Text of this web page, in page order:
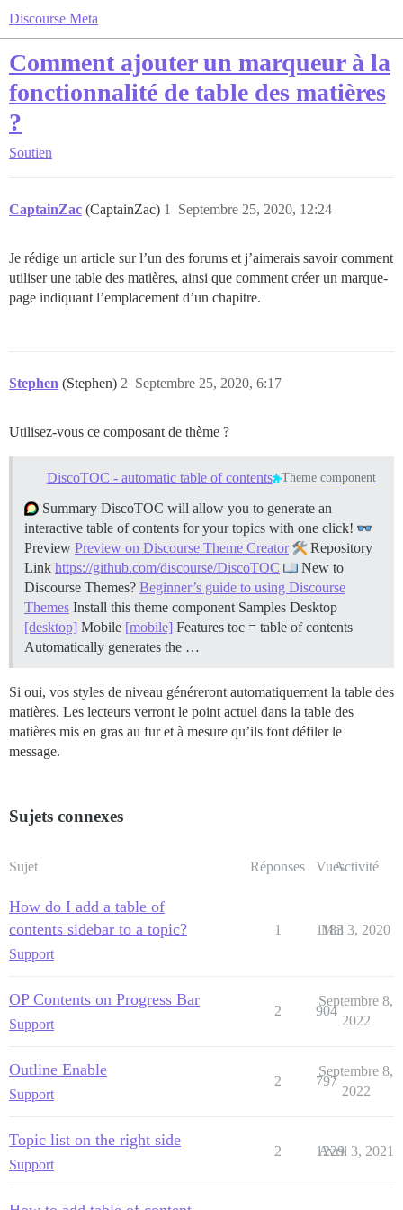
Discourse Meta
Comment ajouter un marqueur à la
fonctionnalité de table des matières
?
Soutien
CaptainZac (CaptainZac) Septembre 25, 2020, 12:24
1
Je rédige un article sur l’un des forums et j’aimerais savoir comment
utiliser une table des matières, ainsi que comment créer un marque-
page indiquant l’emplacement d’un chapitre.
Stephen (Stephen) Septembre 25, 2020, 6:17
2
Utilisez-vous ce composant de thème ?
DiscoTOC - automatic table of contents Theme component
Summary DiscoTOC will allow you to generate an
interactive table of contents for your topics with one click!
Preview Preview on Discourse Theme Creator
Repository
Link https://github.com/discourse/DiscoTOC
New to
Discourse Themes? Beginner’s guide to using Discourse
Themes Install this theme component Samples Desktop
[desktop] Mobile [mobile] Features toc = table of contents
Automatically generates the …
Si oui, vos styles de niveau généreront automatiquement la table des
matières. Les lecteurs verront le point actuel dans la table des
matières mis en gras au fur et à mesure qu’ils font défiler le
message.
Sujets connexes
Sujet Réponses VuesActivité
How do I add a table of
contents sidebar to a topic?
Support
1 1183
Mai 3, 2020
OP Contents on Progress Bar
Support
2 904
Septembre 8,
2022
Outline Enable
Support
2 797
Septembre 8,
2022
Topic list on the right side
Support
2 1229
Avril 3, 2021